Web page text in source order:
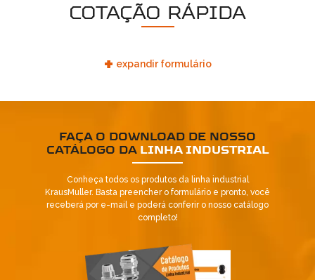
COTAÇÃO RÁPIDA
+ expandir formulário
FAÇA O DOWNLOAD DE NOSSO
CATÁLOGO DA LINHA INDUSTRIAL
Conheça todos os produtos da linha industrial
KrausMuller. Basta preencher o formulário e pronto, você
receberá por e-mail e poderá conferir o nosso catálogo
completo!